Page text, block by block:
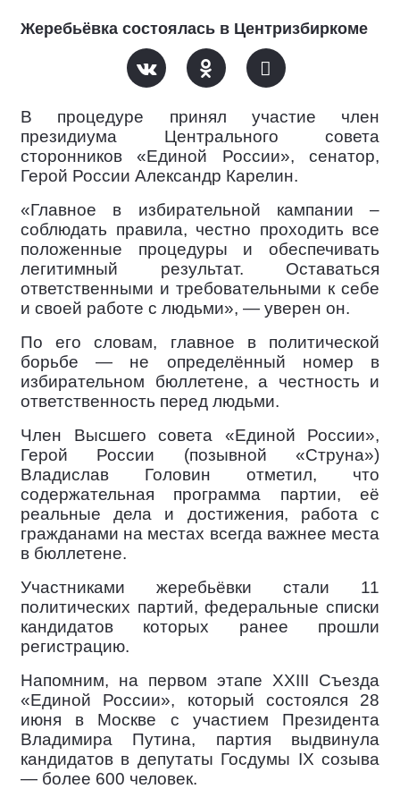
Жеребьёвка состоялась в Центризбиркоме
В процедуре принял участие член
президиума Центрального совета
сторонников «Единой России», сенатор,
Герой России Александр Карелин.
«Главное в избирательной кампании –
соблюдать правила, честно проходить все
положенные процедуры и обеспечивать
легитимный результат. Оставаться
ответственными и требовательными к себе
и своей работе с людьми», — уверен он.
По его словам, главное в политической
борьбе — не определённый номер в
избирательном бюллетене, а честность и
ответственность перед людьми.
Член Высшего совета «Единой России»,
Герой России (позывной «Струна»)
Владислав Головин отметил, что
содержательная программа партии, её
реальные дела и достижения, работа с
гражданами на местах всегда важнее места
в бюллетене.
Участниками жеребьёвки стали 11
политических партий, федеральные списки
кандидатов которых ранее прошли
регистрацию.
Напомним, на первом этапе XXIII Съезда
«Единой России», который состоялся 28
июня в Москве с участием Президента
Владимира Путина, партия выдвинула
кандидатов в депутаты Госдумы IX созыва
— более 600 человек.